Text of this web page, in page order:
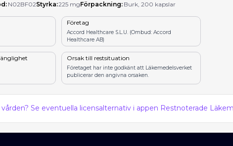
N02BF02Styrka:225 mgFörpackning: Burk, 200 kapslar
Företag
Accord Healthcare S.L.U. (Ombud: Accord
Healthcare AB)
Orsak till restsituation
Företaget har inte godkänt att Läkemedelsverket
publicerar den angivna orsaken.
Se eventuella licensalternativ i appen Restnoterade